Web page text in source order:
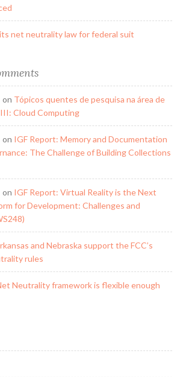
net neutrality law for federal suit
on Tópicos quentes de pesquisa na área de
Cloud Computing
on IGF Report: Memory and Documentation
The Challenge of Building Collections
on IGF Report: Virtual Reality is the Next
for Development: Challenges and
and Nebraska support the FCC’s
rules
Neutrality framework is flexible enough